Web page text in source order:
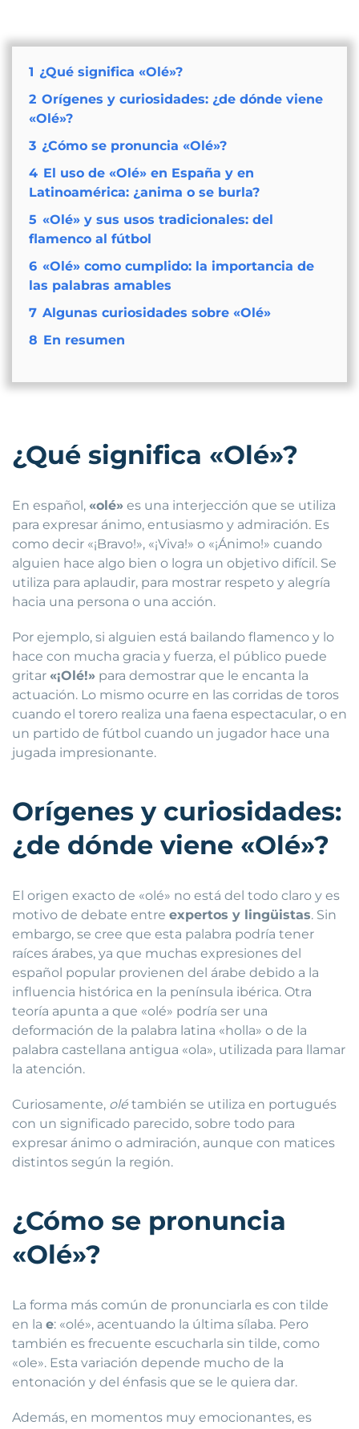
1 ¿Qué significa «Olé»?
2 Orígenes y curiosidades: ¿de dónde viene
«Olé»?
3 ¿Cómo se pronuncia «Olé»?
4 El uso de «Olé» en España y en
Latinoamérica: ¿anima o se burla?
5 «Olé» y sus usos tradicionales: del
flamenco al fútbol
6 «Olé» como cumplido: la importancia de
las palabras amables
7 Algunas curiosidades sobre «Olé»
8 En resumen
¿Qué significa «Olé»?
En español, «olé» es una interjección que se utiliza
para expresar ánimo, entusiasmo y admiración. Es
como decir «¡Bravo!», «¡Viva!» o «¡Ánimo!» cuando
alguien hace algo bien o logra un objetivo difícil. Se
utiliza para aplaudir, para mostrar respeto y alegría
hacia una persona o una acción.
Por ejemplo, si alguien está bailando flamenco y lo
hace con mucha gracia y fuerza, el público puede
gritar «¡Olé!» para demostrar que le encanta la
actuación. Lo mismo ocurre en las corridas de toros
cuando el torero realiza una faena espectacular, o en
un partido de fútbol cuando un jugador hace una
jugada impresionante.
Orígenes y curiosidades:
¿de dónde viene «Olé»?
El origen exacto de «olé» no está del todo claro y es
motivo de debate entre expertos y lingüistas. Sin
embargo, se cree que esta palabra podría tener
raíces árabes, ya que muchas expresiones del
español popular provienen del árabe debido a la
influencia histórica en la península ibérica. Otra
teoría apunta a que «olé» podría ser una
deformación de la palabra latina «holla» o de la
palabra castellana antigua «ola», utilizada para llamar
la atención.
Curiosamente, olé también se utiliza en portugués
con un significado parecido, sobre todo para
expresar ánimo o admiración, aunque con matices
distintos según la región.
¿Cómo se pronuncia
«Olé»?
La forma más común de pronunciarla es con tilde
en la e: «olé», acentuando la última sílaba. Pero
también es frecuente escucharla sin tilde, como
«ole». Esta variación depende mucho de la
entonación y del énfasis que se le quiera dar.
Además, en momentos muy emocionantes, es